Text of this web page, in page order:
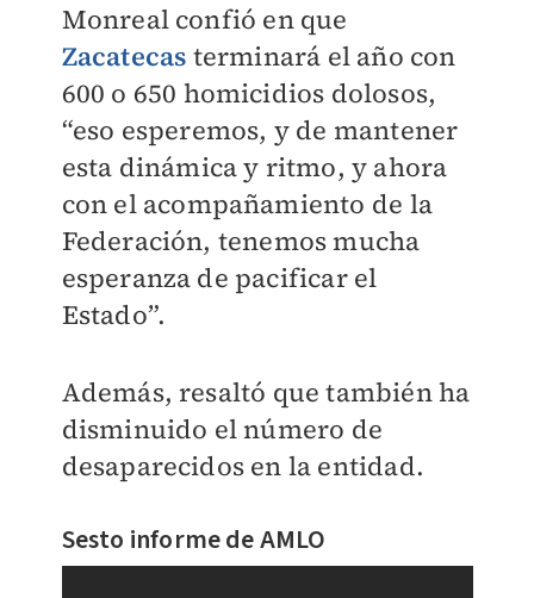
Monreal confió en que
Zacatecas terminará el año con
600 o 650 homicidios dolosos,
“eso esperemos, y de mantener
esta dinámica y ritmo, y ahora
con el acompañamiento de la
Federación, tenemos mucha
esperanza de pacificar el
Estado”.
Además, resaltó que también ha
disminuido el número de
desaparecidos en la entidad.
Sesto informe de AMLO